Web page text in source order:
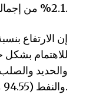
2.1% من إجمالي الواردات الإسرائيلية.
والنفط (94.55 مليون دولار).